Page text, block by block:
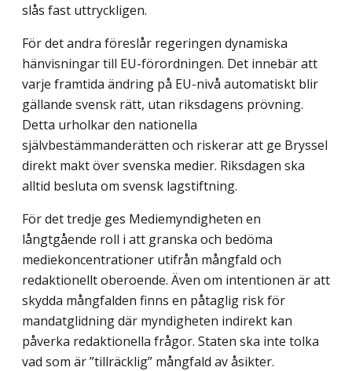
slås fast uttryckligen.
För det andra föreslår regeringen dynamiska
hänvisningar till EU-förordningen. Det innebär att
varje framtida ändring på EU-nivå automatiskt blir
gällande svensk rätt, utan riksdagens prövning.
Detta urholkar den nationella
självbestämmanderätten och riskerar att ge Bryssel
direkt makt över svenska medier. Riksdagen ska
alltid besluta om svensk lagstiftning.
För det tredje ges Mediemyndigheten en
långtgående roll i att granska och bedöma
mediekoncentrationer utifrån mångfald och
redaktionellt oberoende. Även om intentionen är att
skydda mångfalden finns en påtaglig risk för
mandatglidning där myndigheten indirekt kan
påverka redaktionella frågor. Staten ska inte tolka
vad som är ”tillräcklig” mångfald av åsikter.